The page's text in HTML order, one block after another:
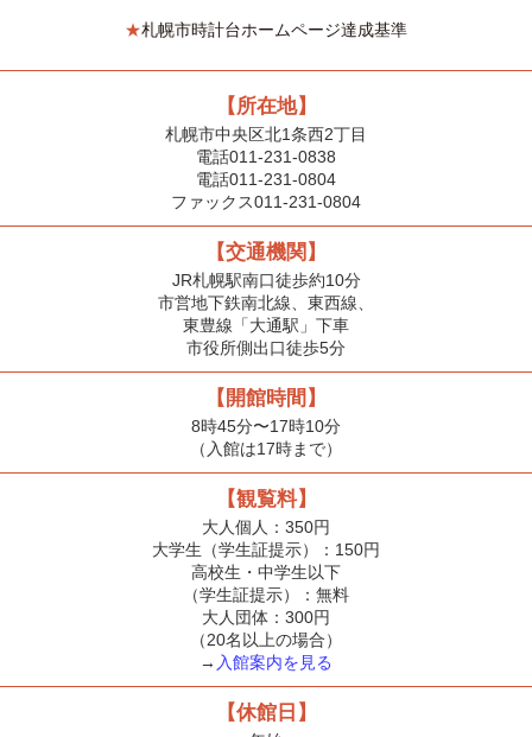
★札幌市時計台ホームページ達成基準
【所在地】
札幌市中央区北1条西2丁目
電話011-231-0838
電話011-231-0804
ファックス011-231-0804
【交通機関】
JR札幌駅南口徒歩約10分
市営地下鉄南北線、東西線、
東豊線「大通駅」下車
市役所側出口徒歩5分
【開館時間】
8時45分〜17時10分
（入館は17時まで）
【観覧料】
大人個人：350円
大学生（学生証提示）：150円
高校生・中学生以下
（学生証提示）：無料
大人団体：300円
（20名以上の場合）
→ 入館案内を見る
【休館日】